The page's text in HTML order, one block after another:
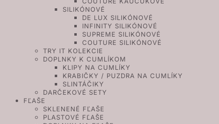
SILIKÓNOVÉ
DE LUX SILIKÓNOVÉ
INFINITY SILIKÓNOVÉ
SUPREME SILIKÓNOVÉ
COUTURE SILIKÓNOVÉ
TRY IT KOLEKCIE
DOPLNKY K CUMLÍKOM
KLIPY NA CUMLÍKY
KRABIČKY / PUZDRA NA CUMLÍKY
SLINTÁČIKY
DARČEKOVÉ SETY
FĽAŠE
SKLENENÉ FĽAŠE
PLASTOVÉ FĽAŠE